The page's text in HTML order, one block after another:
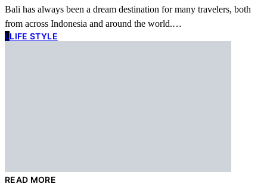
Bali has always been a dream destination for many travelers, both
from across Indonesia and around the world.…
LLIFE STYLE
READ MORE